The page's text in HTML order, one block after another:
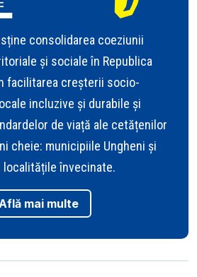
consolidarea coeziunii
și sociale în Republica
facilitarea creșterii socio-
incluzive și durabile și
de viață ale cetățenilor
cheie: municipiile Ungheni și
localitățile învecinate.
Află mai multe